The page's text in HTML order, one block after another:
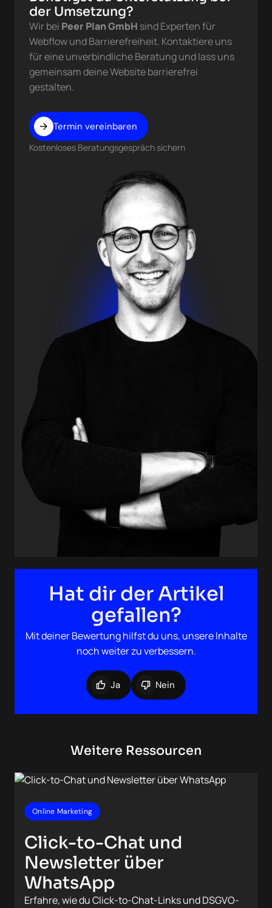
der Umsetzung?
Wir bei Peer Plan GmbH sind Experten für
Webflow und Barrierefreiheit. Kontaktiere uns
für eine unverbindliche Beratung und lass uns
gemeinsam deine Website barrierefrei
gestalten.
Termin vereinbaren
Kostenloses Beratungsgespräch sichern
Hat dir der Artikel
gefallen?
Mit deiner Bewertung hilfst du uns, unsere Inhalte
noch weiter zu verbessern.
Ja Nein
Weitere Ressourcen
Online Marketing
Click-to-Chat und
Newsletter über
WhatsApp
Erfahre, wie du Click-to-Chat-Links und DSGVO-